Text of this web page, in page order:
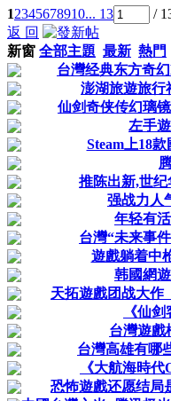
12345678910... 13 /
返 回
新窗 全部主題 最新 熱門
台灣经典东方奇
澎湖旅遊旅行
仙剑奇侠传幻璃
左手
Steam上18
推陈出新,世
强战力人
年轻有
台灣“未来事
遊戲躺着中
韩國網
天拓遊戲团战大作
《仙
台灣遊戲
台灣高雄有哪
《大航海時
恐怖遊戲还愿结局